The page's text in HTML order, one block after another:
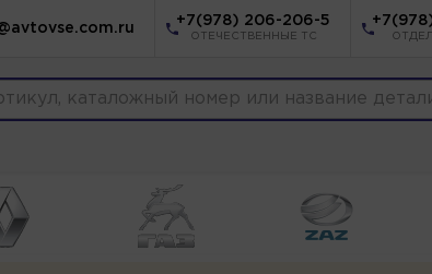
+7(978) 206-206-5
ОТЕЧЕСТВЕННЫЕ ТС